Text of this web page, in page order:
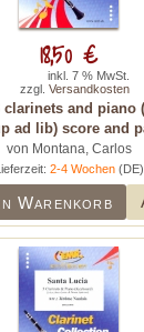
clarinets and piano
ad lib) score and
von Montana, Carlos
2-4 Wochen(DE)
Warenkorb
18,50 €
inkl. 7 % MwSt.
zzgl. Versandkosten